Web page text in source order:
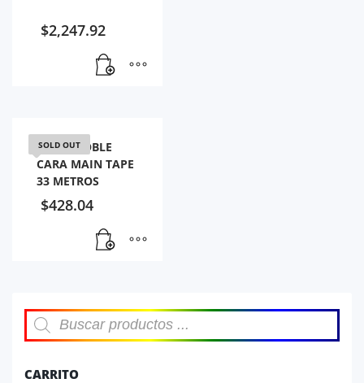
$2,247.92
SOLD OUT
CINTA DOBLE
CARA MAIN TAPE
33 METROS
$428.04
Búsqueda
de
productos
CARRITO